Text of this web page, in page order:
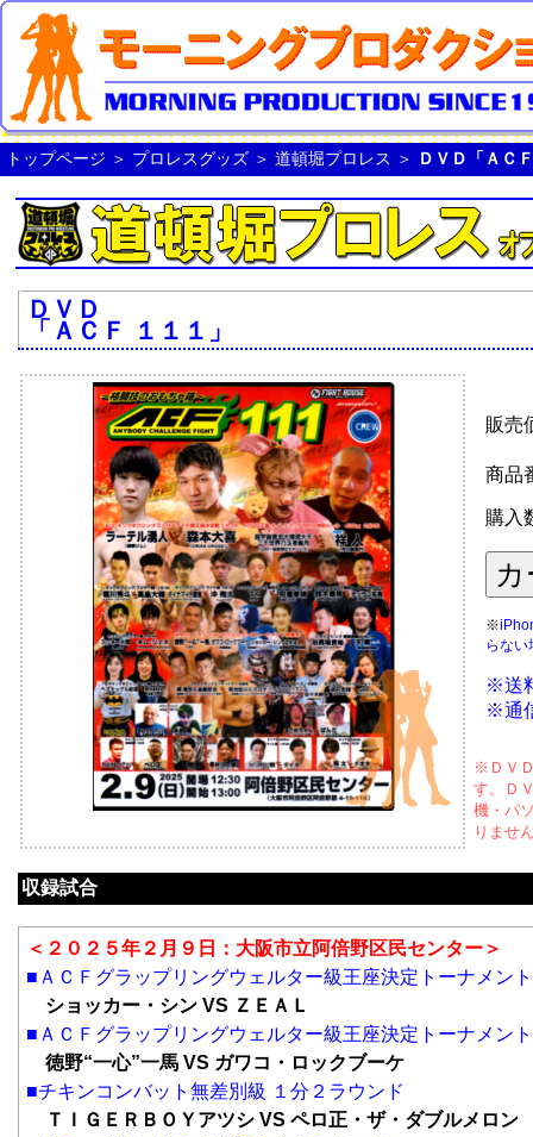
トップページ ＞ プロレスグッズ ＞ 道頓堀プロレス ＞ ＤＶＤ「ＡＣ
ＤＶＤ
「ＡＣＦ １１１」
販売
商品
購入
※
らない
※送
※通
※ＤＶ
す。Ｄ
機・パ
りませ
収録試合
＜２０２５年２月９日：大阪市立阿倍野区民センター＞
■ＡＣＦグラップリングウェルター級王座決定トーナメン
ショッカー・シン VS ＺＥＡＬ
■ＡＣＦグラップリングウェルター級王座決定トーナメン
徳野“一心”一馬 VS ガワコ・ロックブーケ
■チキンコンバット無差別級 １分２ラウンド
ＴＩＧＥＲＢＯＹアツシ VS ペロ正・ザ・ダブルメロン